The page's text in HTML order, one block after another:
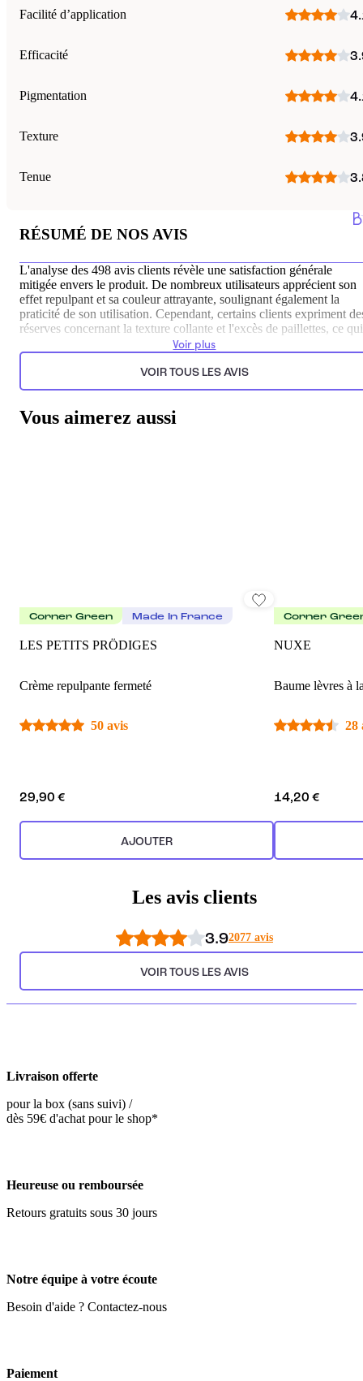
Facilité d’application
Efficacité
Pigmentation
Texture
Tenue
RÉSUMÉ DE NOS AVIS
L'analyse des 498 avis clients révèle une satisfaction générale
mitigée envers le produit. De nombreux utilisateurs apprécient son
effet repulpant et sa couleur attrayante, soulignant également la
praticité de son utilisation. Cependant, certains clients expriment
réserves concernant la texture collante et l'excès de paillettes, ce qui
les empêche d'utiliser le produit régulièrement. Ces avis négatifs
reflètent des préférences personnelles et des attentes spécifiques.
Voir plus
VOIR TOUS LES AVIS
Vous aimerez aussi
Corner Green Made In France
LES PETITS PRÖDIGES
Crème repulpante fermeté
50 avis
29,90 €
AJOUTER
Corner
NUXE
Baume lèvres à
28
14,20 €
Les avis clients
3.92077 avis
VOIR TOUS LES AVIS
Livraison offerte
pour la box (sans suivi) /
dès 59€ d'achat pour le shop*
Heureuse ou remboursée
Retours gratuits sous 30 jours
Notre équipe à votre écoute
Besoin d'aide ? Contactez-nous
Paiement